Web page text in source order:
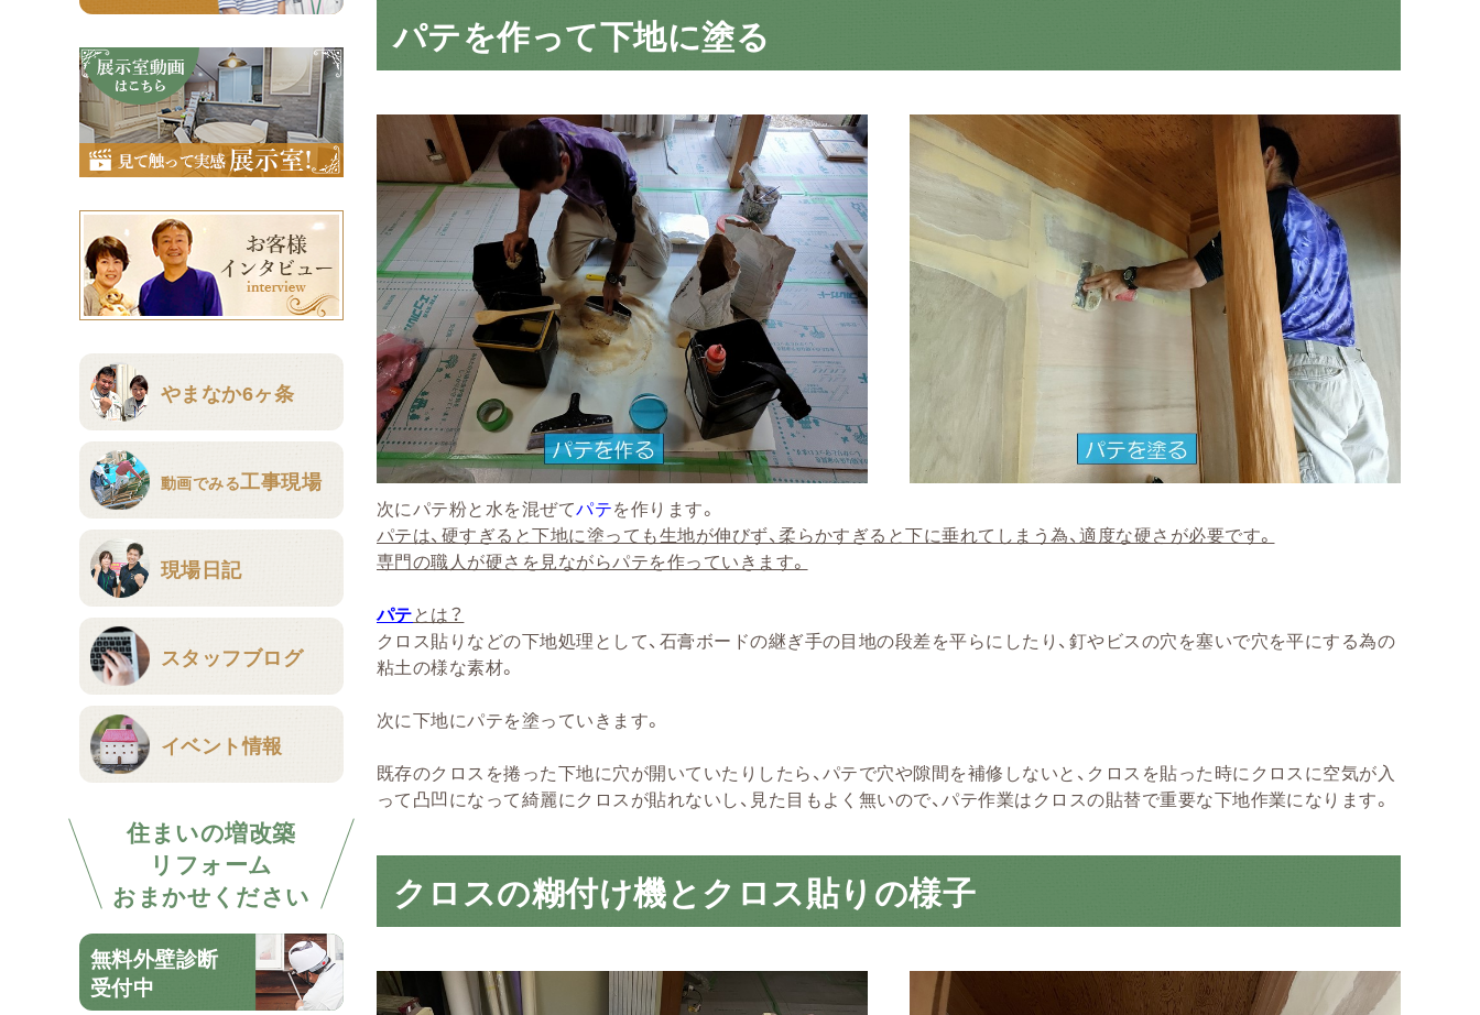
やまなか6ヶ条
動画でみる工事現場
現場日記
スタッフブログ
イベント情報
住まいの増改築
リフォーム
おまかせください
無料外壁診断
受付中
パテを作って下地に塗る
次にパテ粉と水を混ぜてパテを作ります。
パテは、硬すぎると下地に塗っても生地が伸びず、柔らかすぎると下に垂れてしまう為、適度な硬さが必要です。
専門の職人が硬さを見ながらパテを作っていきます。
パテとは？
クロス貼りなどの下地処理として、石膏ボードの継ぎ手の目地の段差を平らにしたり、釘やビスの穴を塞いで穴を平にする為の
粘土の様な素材。
次に下地にパテを塗っていきます。
既存のクロスを捲った下地に穴が開いていたりしたら、パテで穴や隙間を補修しないと、クロスを貼った時にクロスに空気が入
って凸凹になって綺麗にクロスが貼れないし、見た目もよく無いので、パテ作業はクロスの貼替で重要な下地作業になります。
クロスの糊付け機とクロス貼りの様子